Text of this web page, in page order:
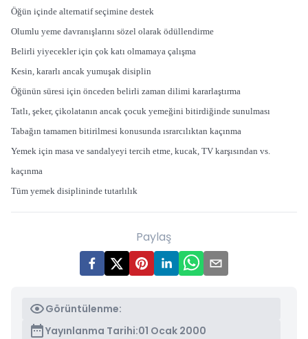
Öğün içinde alternatif seçimine destek
Olumlu yeme davranışlarını sözel olarak ödüllendirme
Belirli yiyecekler için çok katı olmamaya çalışma
Kesin, kararlı ancak yumuşak disiplin
Öğünün süresi için önceden belirli zaman dilimi kararlaştırma
Tatlı, şeker, çikolatanın ancak çocuk yemeğini bitirdiğinde sunulması
Tabağın tamamen bitirilmesi konusunda ısrarcılıktan kaçınma
Yemek için masa ve sandalyeyi tercih etme, kucak, TV karşısından vs.
kaçınma
Tüm yemek disiplininde tutarlılık
Paylaş
Görüntülenme:
Yayınlanma Tarihi:01 Ocak 2000